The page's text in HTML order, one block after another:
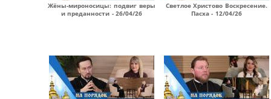
Жёны-мироносицы: подвиг веры
и преданности - 26/04/26
Светлое Христово Воскресение.
Пасха - 12/04/26